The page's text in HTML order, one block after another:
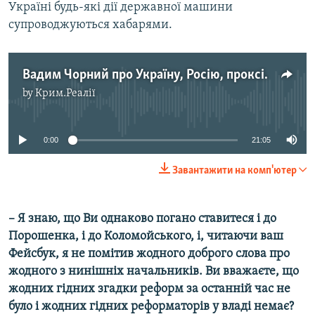
Україні будь-які дії державної машини
супроводжуються хабарями.
Вадим Чорний про Україну, Росію, проксі-конфлікти і корупцію
byКрим.Реалії
0:00 21:05
Завантажити на комп'ютер
– Я знаю, що Ви однаково погано ставитеся і до
Порошенка, і до Коломойського, і, читаючи ваш
Фейсбук, я не помітив жодного доброго слова про
жодного з нинішніх начальників. Ви вважаєте, що
жодних гідних згадки реформ за останній час не
було і жодних гідних реформаторів у владі немає?